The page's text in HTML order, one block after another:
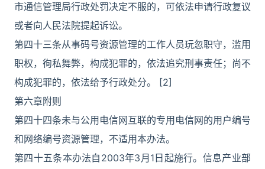
市通信管理局行政处罚决定不服的，可依法申请行政复议
或者向人民法院提起诉讼。
第四十三条从事码号资源管理的工作人员玩忽职守，滥用
职权，徇私舞弊，构成犯罪的，依法追究刑事责任；尚不
构成犯罪的，依法给予行政处分。 [2]
第六章附则
第四十四条未与公用电信网互联的专用电信网的用户编号
和网络编号资源管理，不适用本办法。
第四十五条本办法自2003年3月1日起施行。信息产业部